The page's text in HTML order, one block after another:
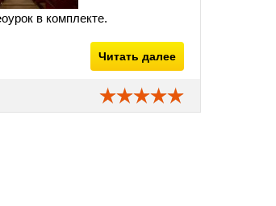
в комплекте.
Читать далее